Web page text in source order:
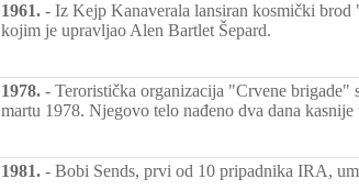
1961. - Iz Kejp Kanaverala lansiran kosmički
kojim je upravljao Alen Bartlet Šepard.
1978. - Teroristička organizacija "Crvene brigade"
martu 1978. Njegovo telo nađeno dva dana
1981. - Bobi Sends, prvi od 10 pripadnika IRA,